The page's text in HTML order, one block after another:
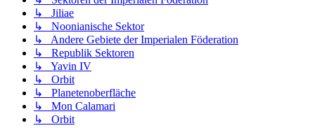
↳ Jiliae
↳ Noonianische Sektor
↳ Andere Gebiete der Imperialen Föderation
↳ Republik Sektoren
↳ Yavin IV
↳ Orbit
↳ Planetenoberfläche
↳ Mon Calamari
↳ Orbit